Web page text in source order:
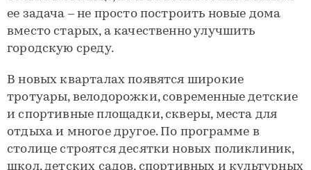
ее задача – не просто построить новые дома
вместо старых, а качественно улучшить
городскую среду.
В новых кварталах появятся широкие
тротуары, велодорожки, современные детские
и спортивные площадки, скверы, места для
отдыха и многое другое. По программе в
столице строятся десятки новых поликлиник,
школ, детских садов, спортивных и культурных